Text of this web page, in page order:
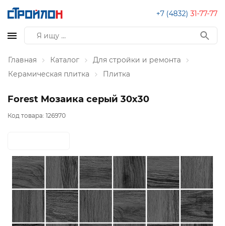
+7 (4832) 31-77-77
Главная Каталог
Для стройки и ремонта
Керамическая плитка
Плитка
Forest Мозаика серый 30х30
Код товара: 126970